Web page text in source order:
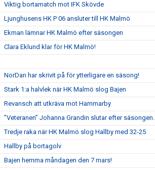
Viktig bortamatch mot IFK Skövde
Ljunghusens HK P 06 ansluter till HK Malmö
Ekman lämnar HK Malmö efter säsongen
Clara Eklund klar för HK Malmö!
NorDan har skrivit på för ytterligare en säsong!
Stark 1:a halvlek när HK Malmö slog Bajen
Revansch att utkräva mot Hammarby
”Veteranen” Johanna Grandin slutar efter säsongen.
Tredje raka när HK Malmö slog Hallby med 32-25
Hallby på bortagolv
Bajen hemma måndagen den 7 mars!